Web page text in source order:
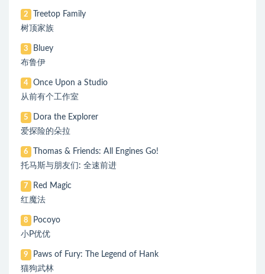
2
Treetop Family
树顶家族
3
Bluey
布鲁伊
4
Once Upon a Studio
从前有个工作室
5
Dora the Explorer
爱探险的朵拉
6
Thomas & Friends: All Engines Go!
托马斯与朋友们: 全速前进
7
Red Magic
红魔法
8
Pocoyo
小P优优
9
Paws of Fury: The Legend of Hank
猫狗武林